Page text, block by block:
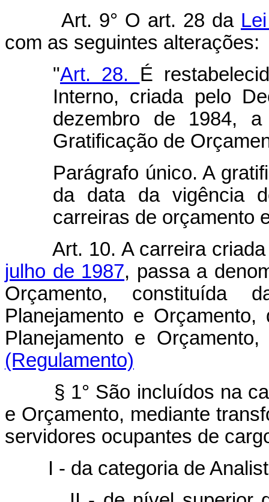
Art. 9° O art. 28 da
com as seguintes alterações:
"Art. 28. É
Interno, criada pelo
dezembro de 1984,
Gratificação de
Parágrafo único. A
da data da vigência
carreiras de orçamento
Art. 10. A carreira
julho de 1987, passa a
Orçamento, constituída
Planejamento e
Planejamento e
(Regulamento)
§ 1° São incluídos na
e Orçamento, mediante
servidores ocupantes de
I - da categoria de